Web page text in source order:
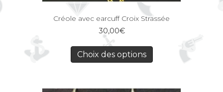
Créole avec earcuff Croix Strassée
30,00€
Choix des options